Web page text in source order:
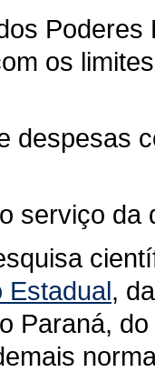
os
despesas
serviço da
Estadual,
Paraná,